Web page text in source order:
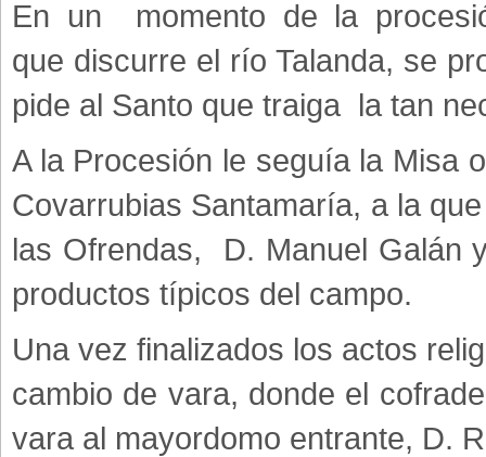
En un momento de la
que discurre el río Talanda, se
pide al Santo que traiga la tan
A la Procesión le seguía la Misa
Covarrubias Santamaría, a la
las Ofrendas, D. Manuel Galán
productos típicos del campo.
Una vez finalizados los actos
cambio de vara, donde el
vara al mayordomo entrante, D.